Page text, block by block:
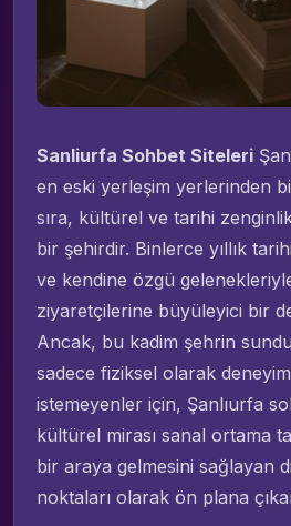
Sanliurfa Sohbet Siteleri
en eski yerleşim yerlerinden
sıra, kültürel ve tarihi
bir şehirdir. Binlerce yıllık
ve kendine özgü
ziyaretçilerine büyüleyici bir
Ancak, bu kadim şehrin
sadece fiziksel olarak
istemeyenler için, Şanlıurfa
kültürel mirası sanal ortama
bir araya gelmesini sağlayan
noktaları olarak ön plana